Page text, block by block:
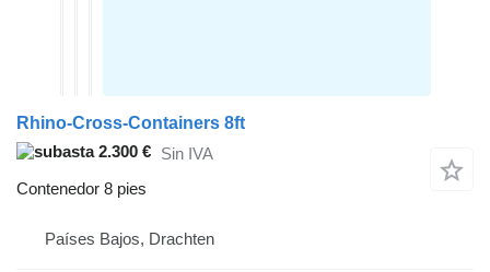
Rhino-Cross-Containers 8ft
2.300 € Sin IVA
Contenedor 8 pies
Países Bajos, Drachten